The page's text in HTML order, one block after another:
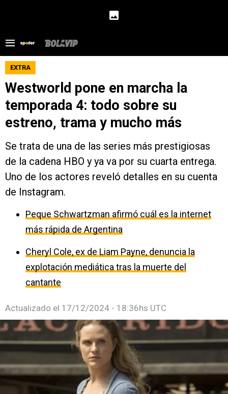
EXTRA
Westworld pone en marcha la
temporada 4: todo sobre su
estreno, trama y mucho más
Se trata de una de las series más prestigiosas
de la cadena HBO y ya va por su cuarta entrega.
Uno de los actores reveló detalles en su cuenta
de Instagram.
Peque Schwartzman afirmó cuál es la internet
más rápida de Argentina
Cheryl Cole, ex de Liam Payne, denuncia la
explotación mediática tras la muerte del
cantante
Actualizado el 17/12/2024 - 18:36hs UTC